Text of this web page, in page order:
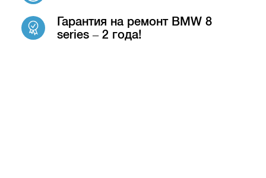
Гарантия на ремонт BMW 8
series – 2 года!